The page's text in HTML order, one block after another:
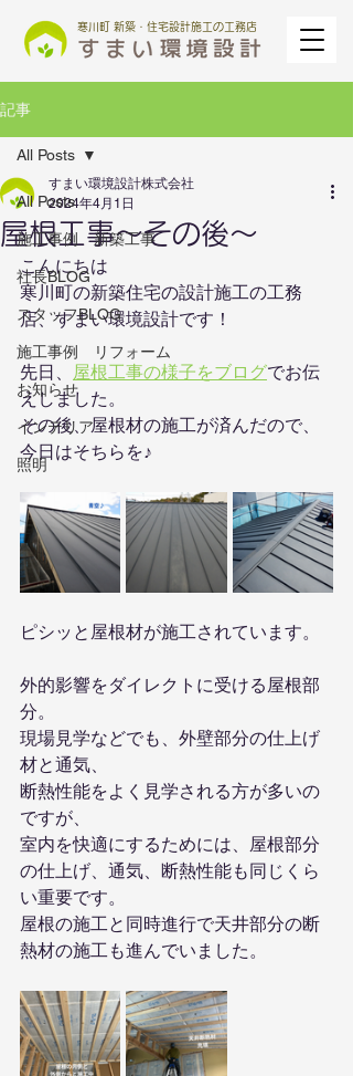
寒川町 新築・住宅設計施工の工務店
記事
All Posts
施工事例 新築工事
社長BLOG
スタッフBLOG
施工事例 リフォーム
お知らせ
インテリア
照明
All Posts
屋根工事～その後～
すまい環境設計株式会社
2024年4月1日
こんにちは
寒川町の新築住宅の設計施工の工務
店、すまい環境設計です！
先日、 屋根工事の様子をブログでお伝
えしました。
その後、屋根材の施工が済んだので、
今日はそちらを♪
ピシッと屋根材が施工されています。
外的影響をダイレクトに受ける屋根部
分。
現場見学などでも、外壁部分の仕上げ
材と通気、
断熱性能をよく見学される方が多いの
ですが、
室内を快適にするためには、屋根部分
の仕上げ、通気、断熱性能も同じくら
い重要です。
屋根の施工と同時進行で天井部分の断
熱材の施工も進んでいました。